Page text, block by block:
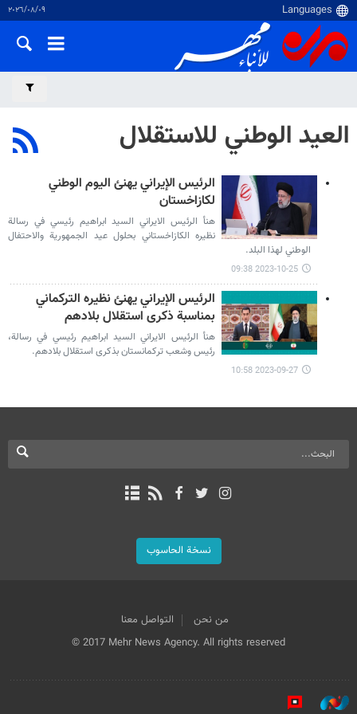
٠٩‏/٠٨‏/٢٠٢٦
العيد الوطني للاستقلال
الرئيس الإيراني يهنئ اليوم الوطني
لكازاخستان
هنأ الرئيس الايراني السيد ابراهيم رئيسي في رسالة
نظيره الكازاخستاني بحلول عيد الجمهورية والاحتفال
الوطني لهذا البلد.
2023-10-25 09:38
الرئيس الإيراني يهنئ نظيره التركماني
بمناسبة ذكرى استقلال بلادهم
هنأ الرئيس الايراني السيد ابراهيم رئيسي في رسالة،
رئيس وشعب تركمانستان بذكرى استقلال بلادهم.
2023-09-27 10:58
نسخة الحاسوب
من نحن
التواصل معنا
© 2017 Mehr News Agency. All rights reserved